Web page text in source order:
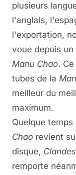
plusieurs
l'anglais,
l'exportation,
voue depuis
Manu Chao.
tubes de la
meilleur du
maximum.
Quelque
Chao revient
disque,
remporte